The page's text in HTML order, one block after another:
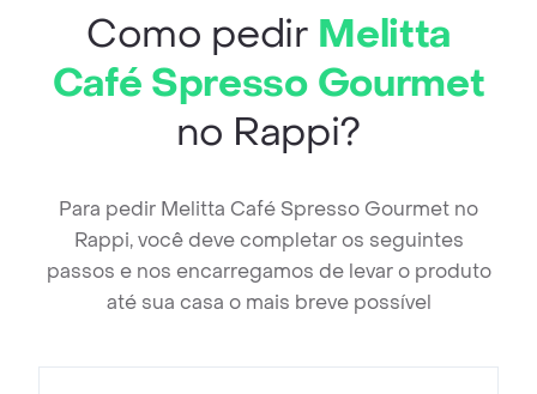
Como pedir Melitta
Café Spresso Gourmet
no Rappi?
Para pedir Melitta Café Spresso Gourmet no
Rappi, você deve completar os seguintes
passos e nos encarregamos de levar o produto
até sua casa o mais breve possível